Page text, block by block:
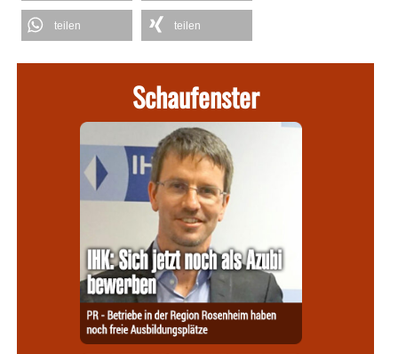
teilen teilen
Schaufenster